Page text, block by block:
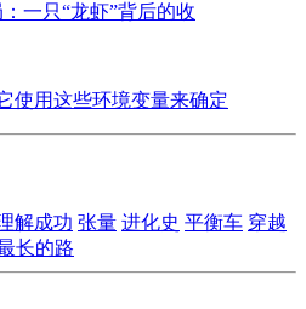
一只“龙虾”背后的收
使用这些环境变量来确定
解成功 张量 进化史 平衡车 穿越
长的路